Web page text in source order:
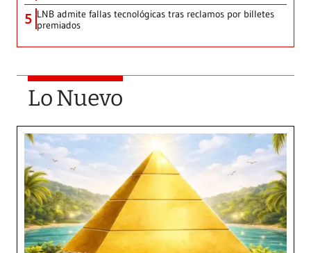
5 LNB admite fallas tecnológicas tras reclamos por billetes
premiados
Lo Nuevo